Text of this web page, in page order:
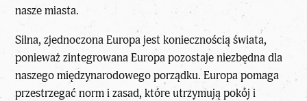
nasze miasta.
Silna, zjednoczona Europa jest koniecznością świata,
ponieważ zintegrowana Europa pozostaje niezbędna dla
naszego międzynarodowego porządku. Europa pomaga
przestrzegać norm i zasad, które utrzymują pokój i